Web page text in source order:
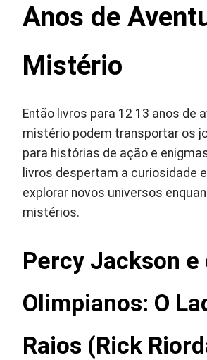
Anos de
Mistério
Então livros para 12 13 anos de
mistério podem transportar os
para histórias de ação e
livros despertam a curiosidade
explorar novos universos
mistérios.
Percy Jackson e
Olimpianos: O
Raios (Rick